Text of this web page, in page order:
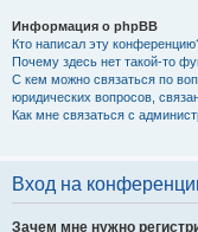
Информация о phpBB
Кто написал эту
Почему здесь нет такой-то
С кем можно связаться по
юридических вопросов,
Как мне связаться с
Вход на
Зачем мне нужно